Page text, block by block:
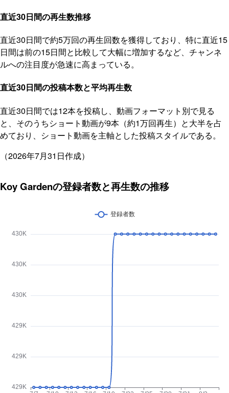
直近30日間の再生数推移
直近30日間で約5万回の再生回数を獲得しており、特に直近15
日間は前の15日間と比較して大幅に増加するなど、チャンネ
ルへの注目度が急速に高まっている。
直近30日間の投稿本数と平均再生数
直近30日間では12本を投稿し、動画フォーマット別で見る
と、そのうちショート動画が9本（約1万回再生）と大半を占
めており、ショート動画を主軸とした投稿スタイルである。
（2026年7月31日作成）
Koy Gardenの登録者数と再生数の推移